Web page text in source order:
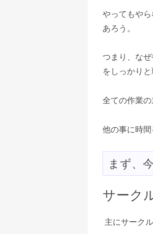
やってもや
あろう。
つまり、な
をしっかり
全ての作業
他の事に時間
まず、
サーク
主にサーク